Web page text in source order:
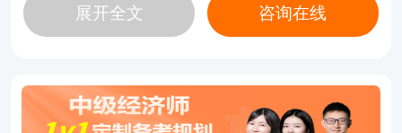
如果考生属于零基础，或者目前从事的是综合管理类
理解难度不高，知识点分布相对均衡，计算题较少，
适合初次备考人群。
展开全文 咨询在线